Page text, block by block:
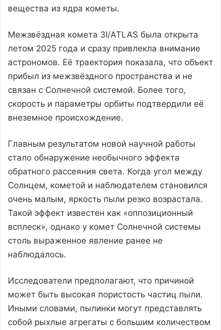
вещества из ядра кометы.
Межзвёздная комета 3I/ATLAS была открыта
летом 2025 года и сразу привлекла внимание
астрономов. Её траектория показала, что объект
прибыл из межзвёздного пространства и не
связан с Солнечной системой. Более того,
скорость и параметры орбиты подтвердили её
внеземное происхождение.
Главным результатом новой научной работы
стало обнаружение необычного эффекта
обратного рассеяния света. Когда угол между
Солнцем, кометой и наблюдателем становился
очень малым, яркость пыли резко возрастала.
Такой эффект известен как «оппозиционный
всплеск», однако у комет Солнечной системы
столь выраженное явление ранее не
наблюдалось.
Исследователи предполагают, что причиной
может быть высокая пористость частиц пыли.
Иными словами, пылинки могут представлять
собой рыхлые агрегаты с большим количеством